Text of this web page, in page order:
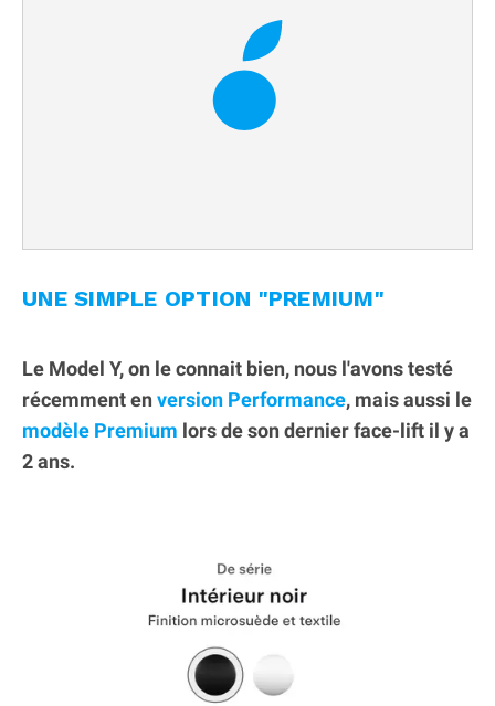
UNE SIMPLE OPTION "PREMIUM"
Le Model Y, on le connait bien, nous l'avons testé
récemment en version Performance, mais aussi le
modèle Premium lors de son dernier face-lift il y a
2 ans.